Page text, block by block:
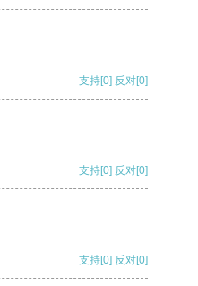
支持[0] 反对[0]
支持[0] 反对[0]
支持[0] 反对[0]